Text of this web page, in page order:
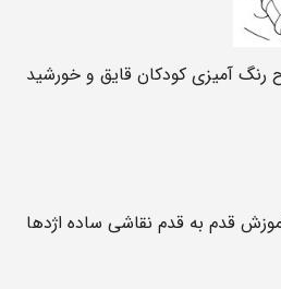
رنگ آمیزی کودکان قایق و خورشید
قدم به قدم نقاشی ساده اژدها